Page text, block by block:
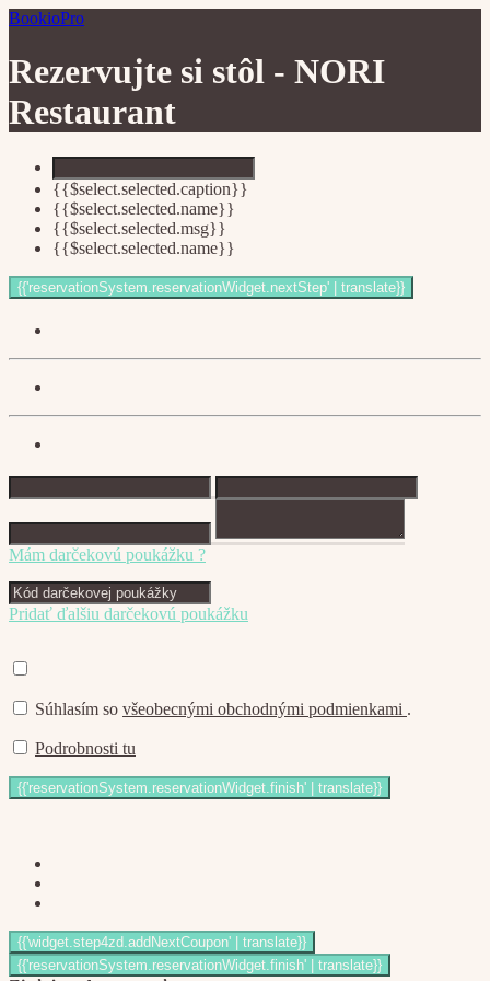
BookioPro
Rezervujte si stôl - NORI
Restaurant
{{$select.selected.caption}}
{{$select.selected.name}}
{{$select.selected.msg}}
{{$select.selected.name}}
Mám darčekovú poukážku ?
Pridať ďalšiu darčekovú poukážku
Súhlasím so všeobecnými obchodnými podmienkami .
Podrobnosti tu